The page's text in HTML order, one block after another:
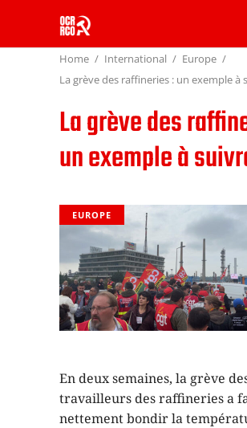
Home International
Europe
La grève des raffineries : un exemple à
La grève des
un exemple à
EUROPE
En deux semaines, la grève
travailleurs des raffineries a
nettement bondir la